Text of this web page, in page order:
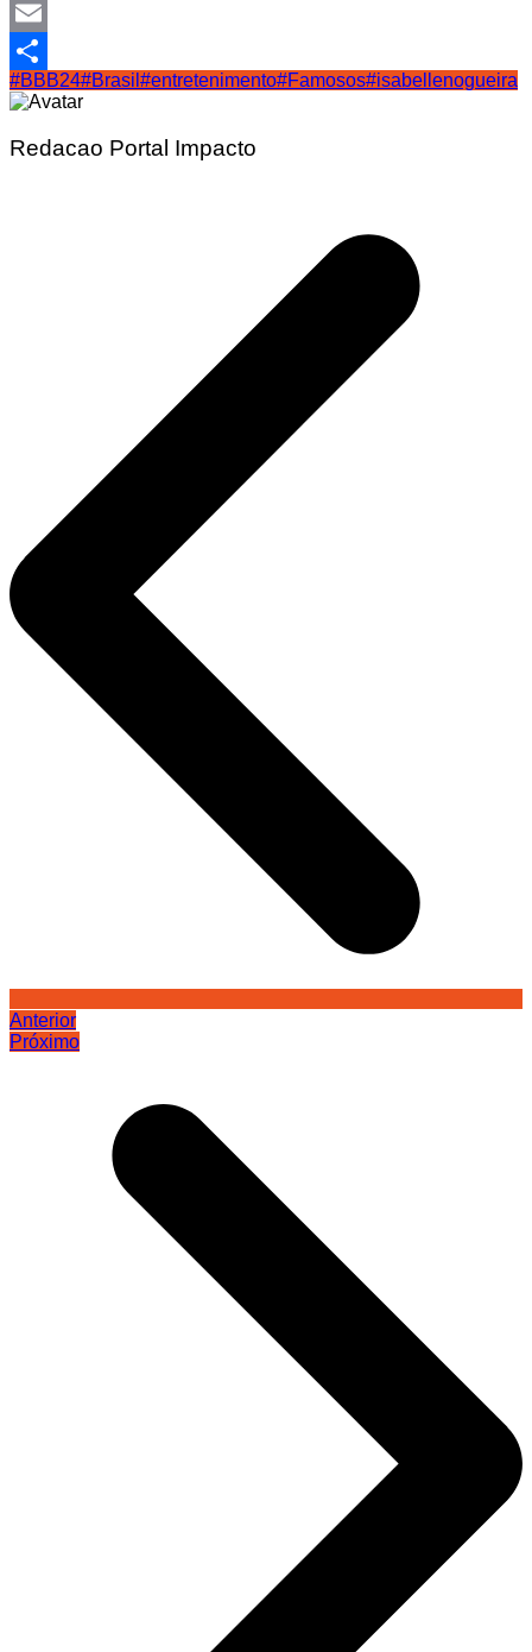
Telegram
Email
Share
#BBB24#Brasil #entretenimento#Famosos#isabellenogueira
Redacao Portal Impacto
Anterior
Próximo